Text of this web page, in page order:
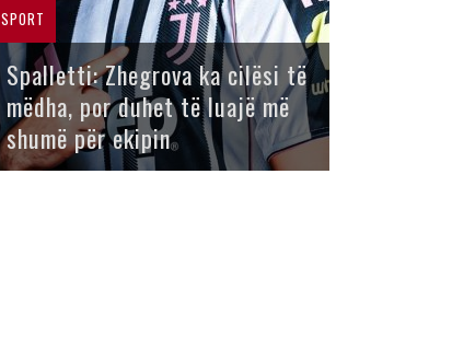
SPORT
Spalletti: Zhegrova ka cilësi të
mëdha, por duhet të luajë më
shumë për ekipin